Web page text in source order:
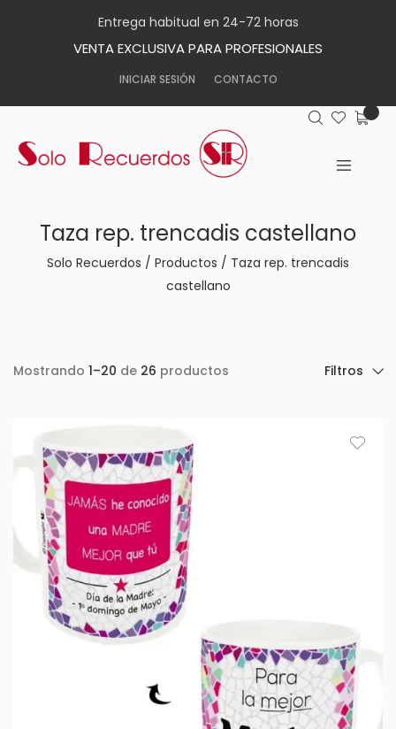
Entrega habitual en 24-72 horas
VENTA EXCLUSIVA PARA PROFESIONALES
INICIAR SESIÓN CONTACTO
Taza rep. trencadis castellano
Solo Recuerdos / Productos / Taza rep. trencadis
castellano
Mostrando 1–20 de 26 productos Filtros